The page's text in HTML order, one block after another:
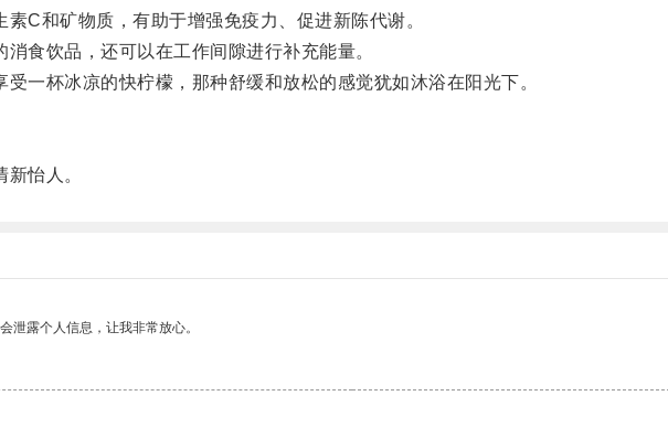
和矿物质，有助于增强免疫力、促进新陈代谢。
食饮品，还可以在工作间隙进行补充能量。
杯冰凉的快柠檬，那种舒缓和放松的感觉犹如沐浴在阳光下。
怡人。
泄露个人信息，让我非常放心。